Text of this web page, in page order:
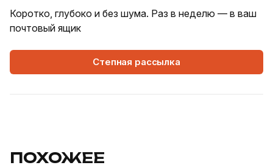
Коротко, глубоко и без шума. Раз в неделю — в ваш
почтовый ящик
Степная рассылка
ПОХОЖЕЕ